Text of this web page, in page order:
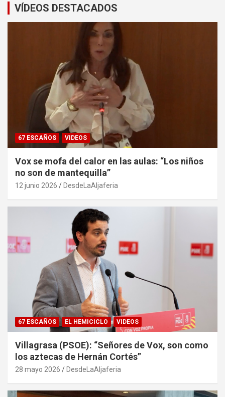
VÍDEOS DESTACADOS
67 ESCAÑOS VIDEOS
Vox se mofa del calor en las aulas: “Los niños
no son de mantequilla”
12 junio 2026 DesdeLaAljaferia
67 ESCAÑOS EL HEMICICLO VIDEOS
Villagrasa (PSOE): “Señores de Vox, son como
los aztecas de Hernán Cortés”
28 mayo 2026 DesdeLaAljaferia